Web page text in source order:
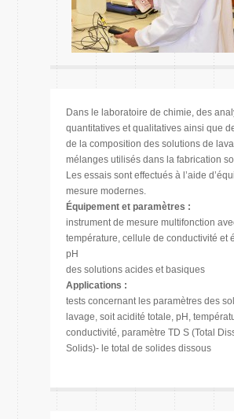
Dans le laboratoire de chimie, des
quantitatives et qualitatives ainsi que
de la composition des solutions de
mélanges utilisés dans la fabrication
Les essais sont effectués à l’aide
mesure modernes.
Équipement et paramètres :
instrument de mesure multifonction
température, cellule de conductivité et
pH
des solutions acides et basiques
Applications :
tests concernant les paramètres des
lavage, soit acidité totale, pH,
conductivité, paramètre TD S (Total
Solids)- le total de solides dissous